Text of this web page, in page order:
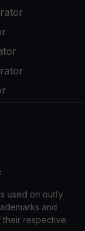
used on outfy
and
respective